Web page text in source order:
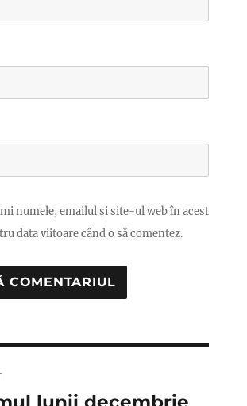
numele, emailul și site-ul web în acest
data viitoare când o să comentez.